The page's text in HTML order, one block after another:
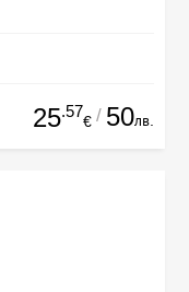
25.57
€ / 50лв.